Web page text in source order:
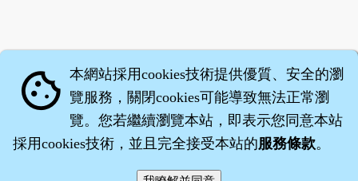
cookie 本網站採用cookies技術提供優質、安全的瀏
覽服務，關閉cookies可能導致無法正常瀏
覽。您若繼續瀏覽本站，即表示您同意本站
採用cookies技術，並且完全接受本站的服務條款。